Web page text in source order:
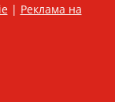
| Реклама на